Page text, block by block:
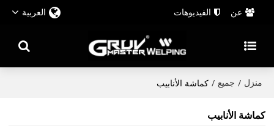
عن الفيديوهات العربية
منزل / جميع / كماشة الأنابيب
كماشة الأنابيب